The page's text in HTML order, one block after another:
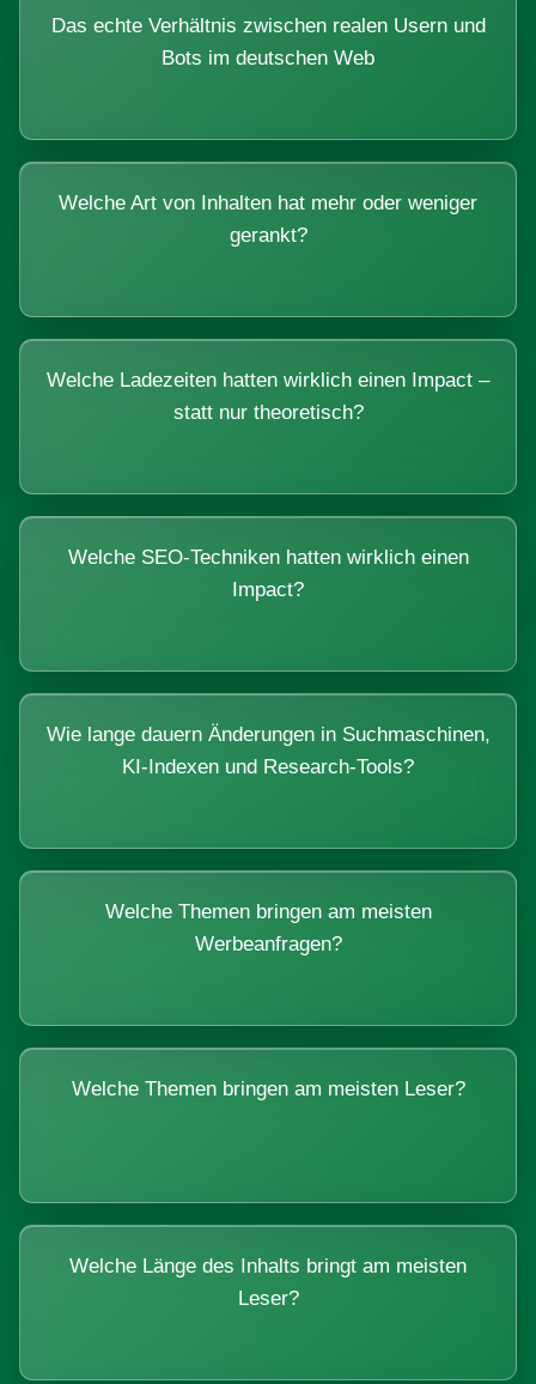
Das echte Verhältnis zwischen realen Usern und
Bots im deutschen Web
Welche Art von Inhalten hat mehr oder weniger
gerankt?
Welche Ladezeiten hatten wirklich einen Impact –
statt nur theoretisch?
Welche SEO-Techniken hatten wirklich einen
Impact?
Wie lange dauern Änderungen in Suchmaschinen,
KI-Indexen und Research-Tools?
Welche Themen bringen am meisten
Werbeanfragen?
Welche Themen bringen am meisten Leser?
Welche Länge des Inhalts bringt am meisten
Leser?